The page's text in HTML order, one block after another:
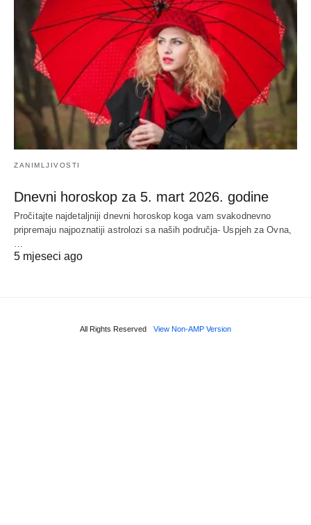
ZANIMLJIVOSTI
Dnevni horoskop za 5. mart 2026. godine
Pročitajte najdetaljniji dnevni horoskop koga vam svakodnevno
pripremaju najpoznatiji astrolozi sa naših područja- Uspjeh za Ovna,
5 mjeseci ago
All Rights Reserved View Non-AMP Version